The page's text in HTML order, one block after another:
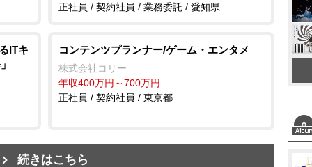
正社員 / 契約社員 / 業務委託 / 愛知県
ITキ
コンテンツプランナー/ゲーム・エンタメ
株式会社コリー
年収400万円～700万円
正社員 / 契約社員 / 東京都
続きはこちら